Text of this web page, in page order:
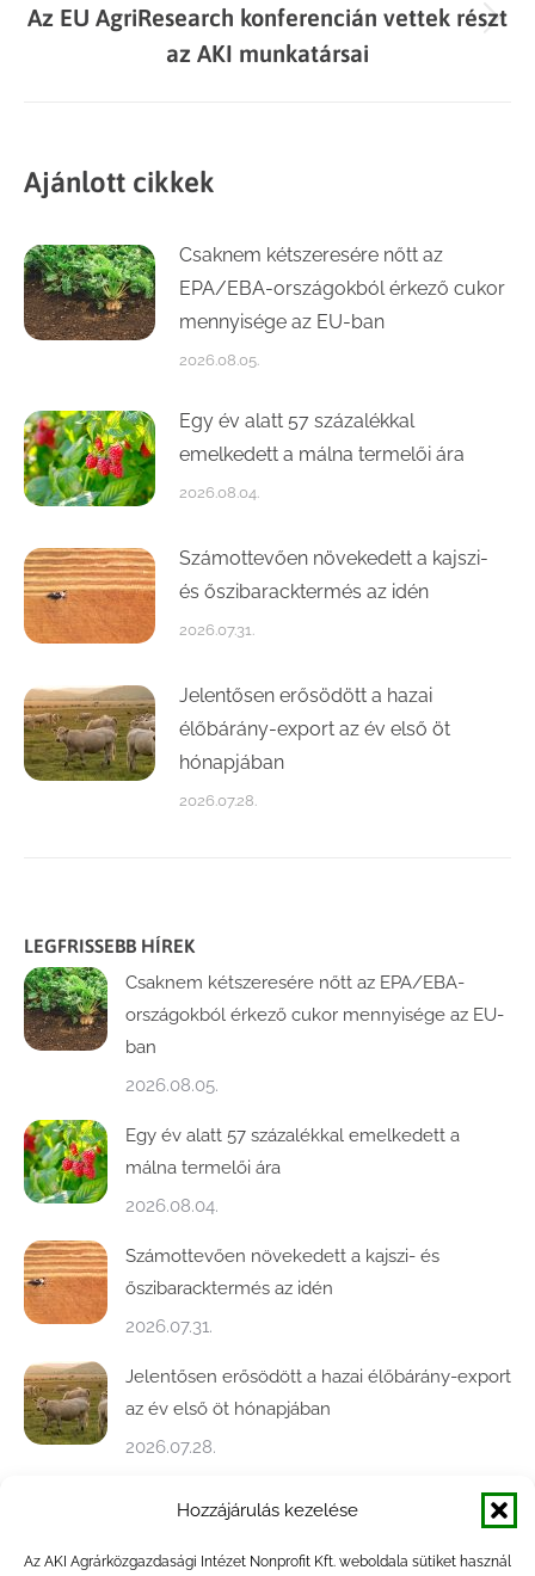
Hozzájárulás kezelése
Az AKI Agrárközgazdasági Intézet Nonprofit Kft. weboldala sütiket használ
Next
post:
Az EU AgriResearch konferencián vettek részt
az AKI munkatársai
Ajánlott cikkek
Csaknem kétszeresére nőtt az
EPA/EBA-országokból érkező cukor
mennyisége az EU-ban
2026.08.05.
Egy év alatt 57 százalékkal
emelkedett a málna termelői ára
2026.08.04.
Számottevően növekedett a kajszi-
és őszibaracktermés az idén
2026.07.31.
Jelentősen erősödött a hazai
élőbárány-export az év első öt
hónapjában
2026.07.28.
LEGFRISSEBB HÍREK
Csaknem kétszeresére nőtt az EPA/EBA-
országokból érkező cukor mennyisége az EU-
ban
2026.08.05.
Egy év alatt 57 százalékkal emelkedett a
málna termelői ára
2026.08.04.
Számottevően növekedett a kajszi- és
őszibaracktermés az idén
2026.07.31.
Jelentősen erősödött a hazai élőbárány-export
az év első öt hónapjában
2026.07.28.
Közel ötödével bővült a baromfivágás
2026.07.28.